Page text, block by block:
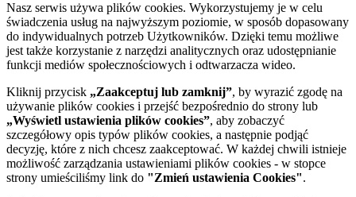
Nasz serwis używa plików cookies. Wykorzystujemy je w celu
świadczenia usług na najwyższym poziomie, w sposób dopasowany
do indywidualnych potrzeb Użytkowników. Dzięki temu możliwe
jest także korzystanie z narzędzi analitycznych oraz udostępnianie
funkcji mediów społecznościowych i odtwarzacza wideo.
Kliknij przycisk „Zaakceptuj lub zamknij”, by wyrazić zgodę na
używanie plików cookies i przejść bezpośrednio do strony lub
„Wyświetl ustawienia plików cookies”, aby zobaczyć
szczegółowy opis typów plików cookies, a następnie podjąć
decyzję, które z nich chcesz zaakceptować. W każdej chwili istnieje
możliwość zarządzania ustawieniami plików cookies - w stopce
strony umieściliśmy link do "Zmień ustawienia Cookies".